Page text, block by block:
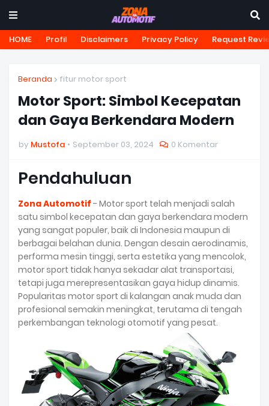
HOME Profil Disclaimers Privacy Policy Request
Beranda fitur motor sport
Motor Sport: Simbol Kecepatan
dan Gaya Berkendara Modern
by Mustofa September 03, 2024 0 Komentar
Pendahuluan
Zona Automotif - Motor sport telah menjadi salah
satu simbol kecepatan dan gaya berkendara modern
yang sangat populer, baik di Indonesia maupun di
berbagai belahan dunia. Dengan desain aerodinamis,
performa mesin tinggi, serta estetika yang mencolok,
motor sport tidak hanya sekadar alat transportasi,
tetapi juga merepresentasikan gaya hidup dinamis.
Popularitas motor sport di kalangan anak muda dan
profesional semakin meningkat, terutama di tengah
perkembangan teknologi otomotif yang pesat.